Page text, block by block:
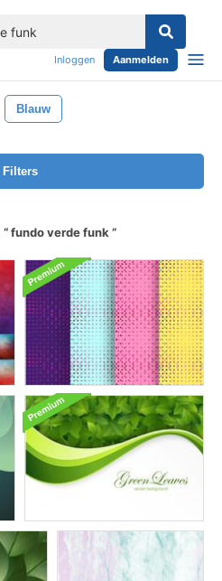
Inloggen Aanmelden
Blauw
Filters
fundo verde funk